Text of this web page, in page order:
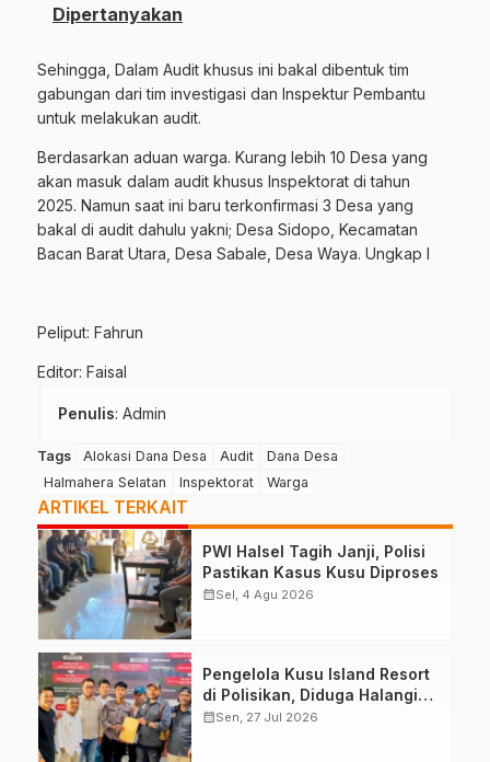
Dipertanyakan
Sehingga, Dalam Audit khusus ini bakal dibentuk tim
gabungan dari tim investigasi dan Inspektur Pembantu
untuk melakukan audit.
Berdasarkan aduan warga. Kurang lebih 10 Desa yang
akan masuk dalam audit khusus Inspektorat di tahun
2025. Namun saat ini baru terkonfirmasi 3 Desa yang
bakal di audit dahulu yakni; Desa Sidopo, Kecamatan
Bacan Barat Utara, Desa Sabale, Desa Waya. Ungkap I
Peliput: Fahrun
Editor: Faisal
Penulis: Admin
Tags Alokasi Dana Desa Audit
Dana Desa
Halmahera Selatan
Inspektorat Warga
ARTIKEL TERKAIT
PWI Halsel Tagih Janji, Polisi
Pastikan Kasus Kusu Diproses
calendar_monthSel, 4 Agu 2026
Pengelola Kusu Island Resort
di Polisikan, Diduga Halangi
Kerja Jurnalis
calendar_monthSen, 27 Jul 2026